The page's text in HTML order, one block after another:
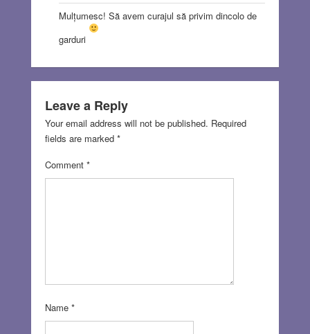
Mulțumesc! Să avem curajul să privim dincolo de
garduri
Leave a Reply
Your email address will not be published. Required
fields are marked *
Comment *
Name *